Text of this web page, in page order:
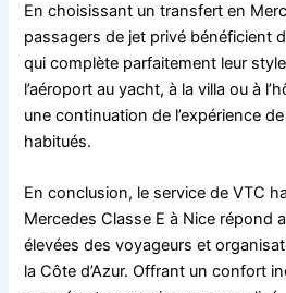
En choisissant un transfert en
passagers de jet privé bénéficient
qui complète parfaitement leur
l’aéroport au yacht, à la villa ou à
une continuation de l’expérience
habitués.
En conclusion, le service de VTC
Mercedes Classe E à Nice répond
élevées des voyageurs et
la Côte d’Azur. Offrant un confort